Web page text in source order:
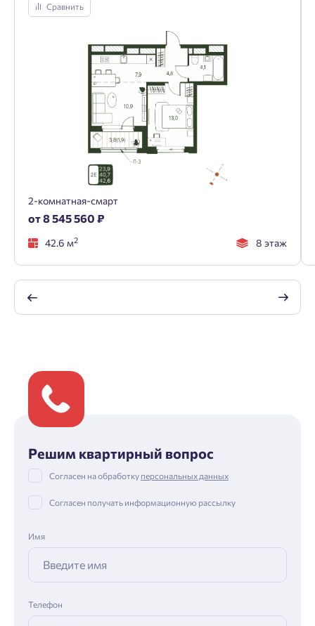
Сравнить
2-комнатная-смарт
от 8 545 560 ₽
42.6 м2 8 этаж
Решим квартирный вопрос
Согласен на обработку персональных данных
Согласен получать информационную рассылку
Имя
Телефон